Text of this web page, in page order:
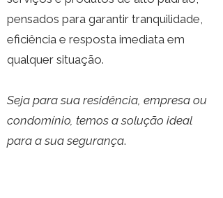
pensados para garantir tranquilidade,
eficiência e resposta imediata em
qualquer situação.
Seja para sua residência, empresa ou
condomínio, temos a solução ideal
para a sua segurança.